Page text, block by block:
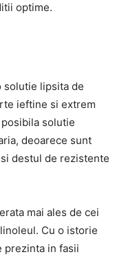
optime.
solutie lipsita de
ieftine si extrem
solutie
deoarece sunt
destul de rezistente
mai ales de cei
Cu o istorie
prezinta in fasii